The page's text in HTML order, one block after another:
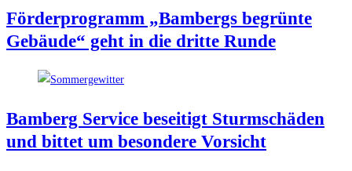
För­der­pro­gramm „Bam­bergs begrün­te
Gebäu­de“ geht in die drit­te Runde
Bam­berg Ser­vice besei­tigt Sturm­schä­den
und bit­tet um beson­de­re Vorsicht